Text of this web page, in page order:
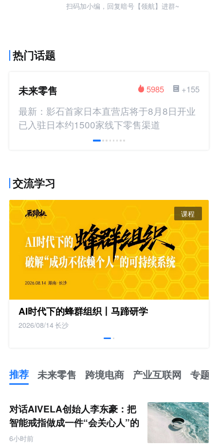
扫码加小编，回复暗号【领航】进群~
热门话题
未来零售 +155
5985
最新：影石首家日本直营店将于8月8日开业
已入驻日本约1500家线下零售渠道
交流学习
课程
AI时代下的蜂群组织丨马蹄研学
2026/08/14长沙
推荐 未来零售 跨境电商 产业互联网 专题
来
零
售
跨
境
对话AIVELA创始人李东豪：把
智能戒指做成一件“会关心人”的
饰品
6小时前